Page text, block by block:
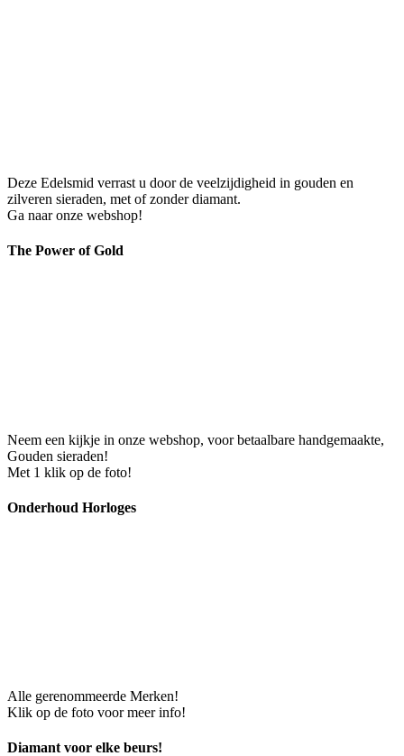
Deze Edelsmid verrast u door de veelzijdigheid in gouden en
zilveren sieraden, met of zonder diamant.
Ga naar onze webshop!
The Power of Gold
Neem een kijkje in onze webshop, voor betaalbare handgemaakte,
Gouden sieraden!
Met 1 klik op de foto!
Onderhoud Horloges
Alle gerenommeerde Merken!
Klik op de foto voor meer info!
Diamant voor elke beurs!